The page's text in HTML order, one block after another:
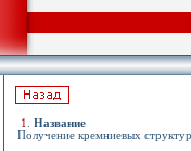
1
Название
Получение кремниевых